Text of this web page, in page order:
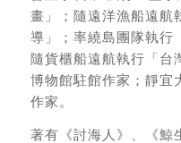
畫」；隨遠洋漁船遠航
導」；率繞島團隊執行
隨貨櫃船遠航執行「台
博物館駐館作家；靜宜
作家。
著有《討海人》、《鯨